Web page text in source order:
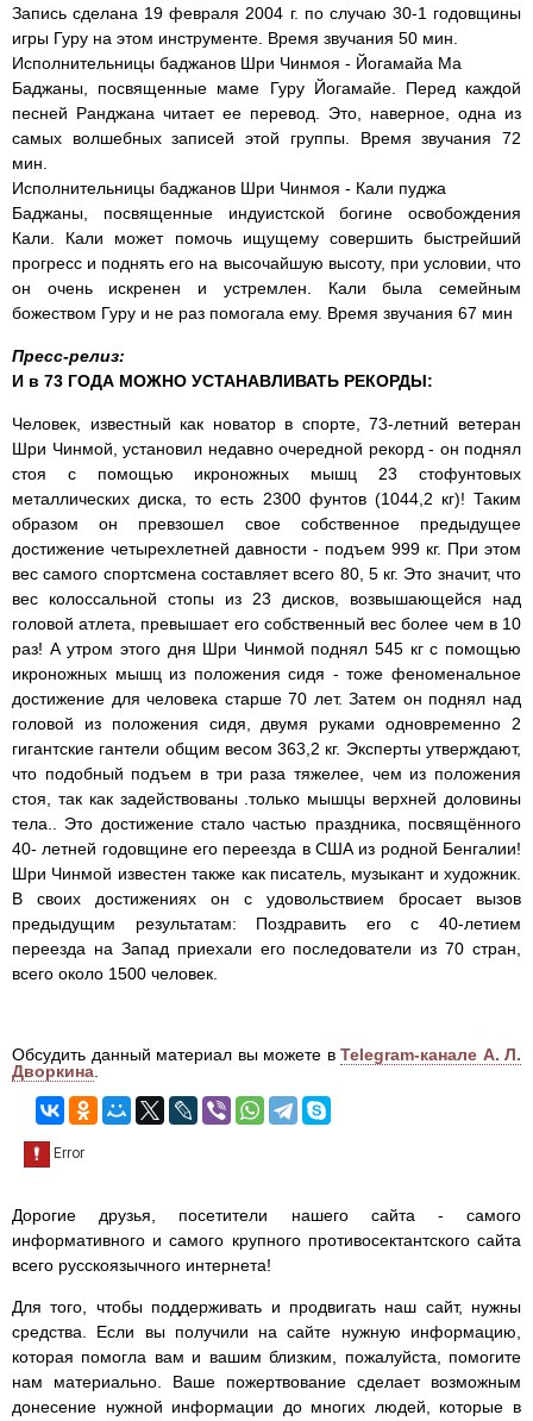
Запись сделана 19 февраля 2004 г. по случаю 30-1 годовщины
игры Гуру на этом инструменте. Время звучания 50 мин.
Исполнительницы баджанов Шри Чинмоя - Йогамайа Ma
Баджаны, посвященные маме Гуру Йогамайе. Перед каждой
песней Ранджана читает ее перевод. Это, наверное, одна из
самых волшебных записей этой группы. Время звучания 72
мин.
Исполнительницы баджанов Шри Чинмоя - Кали пуджа
Баджаны, посвященные индуистской богине освобождения
Кали. Кали может помочь ищущему совершить быстрейший
прогресс и поднять его на высочайшую высоту, при условии, что
он очень искренен и устремлен. Кали была семейным
божеством Гуру и не раз помогала ему. Время звучания 67 мин
Пресс-релиз:
И в 73 ГОДА МОЖНО УСТАНАВЛИВАТЬ РЕКОРДЫ:
Человек, известный как новатор в спорте, 73-летний ветеран
Шри Чинмой, установил недавно очередной рекорд - он поднял
стоя с помощью икроножных мышц 23 стофунтовых
металлических диска, то есть 2300 фунтов (1044,2 кг)! Таким
образом он превзошел свое собственное предыдущее
достижение четырехлетней давности - подъем 999 кг. При этом
вес самого спортсмена составляет всего 80, 5 кг. Это значит, что
вес колоссальной стопы из 23 дисков, возвышающейся над
головой атлета, превышает его собственный вес более чем в 10
раз! А утром этого дня Шри Чинмой поднял 545 кг с помощью
икроножных мышц из положения сидя - тоже феноменальное
достижение для человека старше 70 лет. Затем он поднял над
головой из положения сидя, двумя руками одновременно 2
гигантские гантели общим весом 363,2 кг. Эксперты утверждают,
что подобный подъем в три раза тяжелее, чем из положения
стоя, так как задействованы .только мышцы верхней доловины
тела.. Это достижение стало частью праздника, посвящённого
40- летней годовщине его переезда в США из родной Бенгалии!
Шри Чинмой известен также как писатель, музыкант и художник.
В своих достижениях он с удовольствием бросает вызов
предыдущим результатам: Поздравить его с 40-летием
переезда на Запад приехали его последователи из 70 стран,
всего около 1500 человек.
Обсудить данный материал вы можете в Telegram-канале А. Л.
Дворкина
Дорогие друзья, посетители нашего сайта - самого
информативного и самого крупного противосектантского сайта
всего русскоязычного интернета!
Для того, чтобы поддерживать и продвигать наш сайт, нужны
средства. Если вы получили на сайте нужную информацию,
которая помогла вам и вашим близким, пожалуйста, помогите
нам материально. Ваше пожертвование сделает возможным
донесение нужной информации до многих людей, которые в